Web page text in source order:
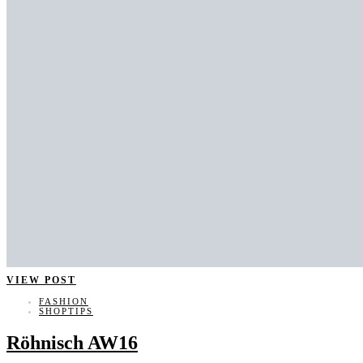
VIEW POST
FASHION
SHOPTIPS
Röhnisch AW16